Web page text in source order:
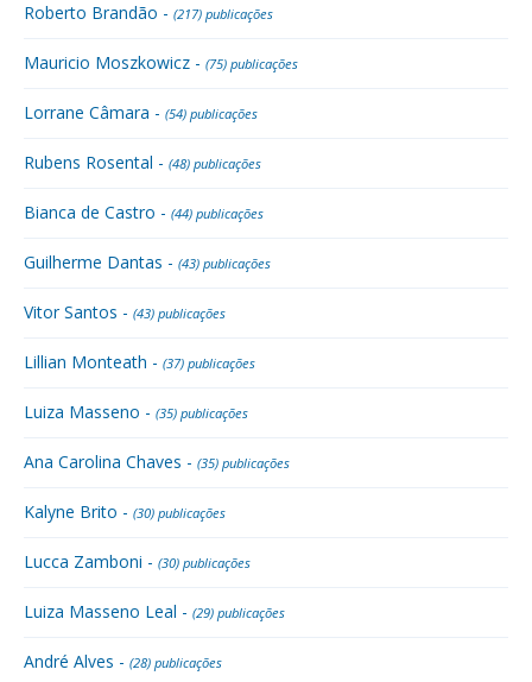
Roberto Brandão - (217) publicações
Mauricio Moszkowicz - (75) publicações
Lorrane Câmara - (54) publicações
Rubens Rosental - (48) publicações
Bianca de Castro - (44) publicações
Guilherme Dantas - (43) publicações
Vitor Santos - (43) publicações
Lillian Monteath - (37) publicações
Luiza Masseno - (35) publicações
Ana Carolina Chaves - (35) publicações
Kalyne Brito - (30) publicações
Lucca Zamboni - (30) publicações
Luiza Masseno Leal - (29) publicações
André Alves - (28) publicações